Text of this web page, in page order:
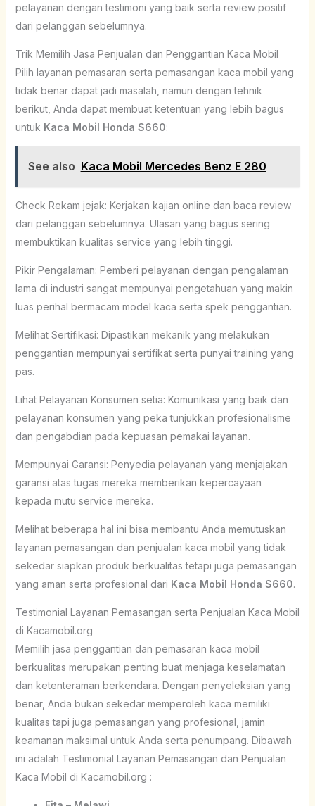
pelayanan dengan testimoni yang baik serta review positif
dari pelanggan sebelumnya.
Trik Memilih Jasa Penjualan dan Penggantian Kaca Mobil
Pilih layanan pemasaran serta pemasangan kaca mobil yang
tidak benar dapat jadi masalah, namun dengan tehnik
berikut, Anda dapat membuat ketentuan yang lebih bagus
untuk Kaca Mobil Honda S660:
See also Kaca Mobil Mercedes Benz E 280
Check Rekam jejak: Kerjakan kajian online dan baca review
dari pelanggan sebelumnya. Ulasan yang bagus sering
membuktikan kualitas service yang lebih tinggi.
Pikir Pengalaman: Pemberi pelayanan dengan pengalaman
lama di industri sangat mempunyai pengetahuan yang makin
luas perihal bermacam model kaca serta spek penggantian.
Melihat Sertifikasi: Dipastikan mekanik yang melakukan
penggantian mempunyai sertifikat serta punyai training yang
pas.
Lihat Pelayanan Konsumen setia: Komunikasi yang baik dan
pelayanan konsumen yang peka tunjukkan profesionalisme
dan pengabdian pada kepuasan pemakai layanan.
Mempunyai Garansi: Penyedia pelayanan yang menjajakan
garansi atas tugas mereka memberikan kepercayaan
kepada mutu service mereka.
Melihat beberapa hal ini bisa membantu Anda memutuskan
layanan pemasangan dan penjualan kaca mobil yang tidak
sekedar siapkan produk berkualitas tetapi juga pemasangan
yang aman serta profesional dari Kaca Mobil Honda S660.
Testimonial Layanan Pemasangan serta Penjualan Kaca Mobil
di Kacamobil.org
Memilih jasa penggantian dan pemasaran kaca mobil
berkualitas merupakan penting buat menjaga keselamatan
dan ketenteraman berkendara. Dengan penyeleksian yang
benar, Anda bukan sekedar memperoleh kaca memiliki
kualitas tapi juga pemasangan yang profesional, jamin
keamanan maksimal untuk Anda serta penumpang. Dibawah
ini adalah Testimonial Layanan Pemasangan dan Penjualan
Kaca Mobil di Kacamobil.org :